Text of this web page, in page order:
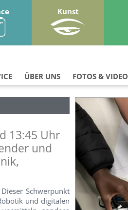
Kunst
FOTOS & VIDEO
ÜBER UNS
13:45 Uhr
und
Schwerpunkt
und digitalen